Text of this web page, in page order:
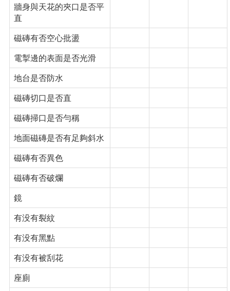
牆身與天花的夾口是否平
直
磁磚有否空心批盪
電掣邊的表面是否光滑
地台是否防水
磁磚切口是否直
磁磚掃口是否勻稱
地面磁磚是否有足夠斜水
磁磚有否異色
磁磚有否破爛
鏡
有没有裂紋
有没有黑點
有没有被刮花
座廁